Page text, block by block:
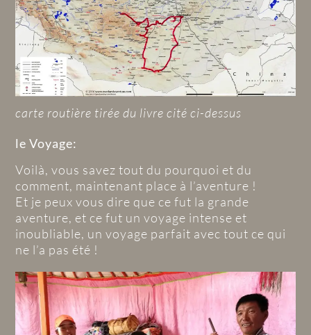
carte routière tirée du livre cité ci-dessus
le Voyage:
Voilà, vous savez tout du pourquoi et du
comment, maintenant place à l’aventure !
Et je peux vous dire que ce fut la grande
aventure, et ce fut un voyage intense et
inoubliable, un voyage parfait avec tout ce qui
ne l’a pas été !